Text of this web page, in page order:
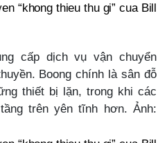
cấp dịch vụ vận chuyển
Boong chính là sân đỗ
thiết bị lặn, trong khi các
trên yên tĩnh hơn. Ảnh: